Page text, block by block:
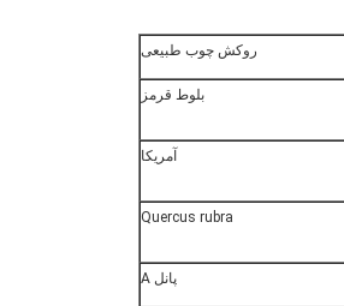
روکش چوب طبیعی
بلوط قرمز
آمریکا
Quercus rubra
پانل A